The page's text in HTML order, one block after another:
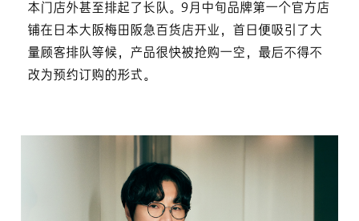
本门店外甚至排起了长队。9月中旬品牌第一个官方店
铺在日本大阪梅田阪急百货店开业，首日便吸引了大
量顾客排队等候，产品很快被抢购一空，最后不得不
改为预约订购的形式。